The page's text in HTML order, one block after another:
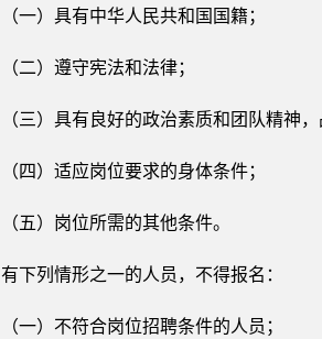
（一）具有中华人民共和国国籍；
（二）遵守宪法和法律；
（三）具有良好的政治素质和团队精神，
（四）适应岗位要求的身体条件；
（五）岗位所需的其他条件。
有下列情形之一的人员，不得报名：
（一）不符合岗位招聘条件的人员；